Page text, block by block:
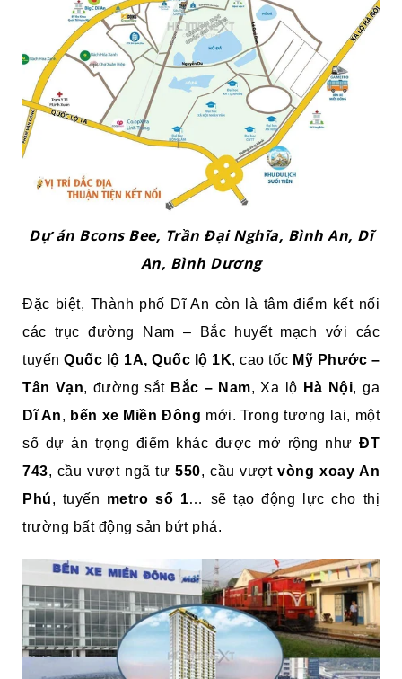
Dự án Bcons Bee, Trần Đại Nghĩa, Bình An, Dĩ
An, Bình Dương
Đặc biệt, Thành phố Dĩ An còn là tâm điểm kết nối
các trục đường Nam – Bắc huyết mạch với các
tuyến Quốc lộ 1A, Quốc lộ 1K, cao tốc Mỹ Phước –
Tân Vạn, đường sắt Bắc – Nam, Xa lộ Hà Nội, ga
Dĩ An, bến xe Miền Đông mới. Trong tương lai, một
số dự án trọng điểm khác được mở rộng như ĐT
743, cầu vượt ngã tư550, cầu vượtvòng xoay An
Phú, tuyến metro số 1… sẽ tạo động lực cho thị
trường bất động sản bứt phá.